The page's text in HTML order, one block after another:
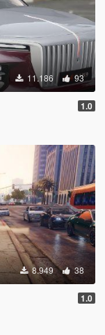
11.186 93
1.0
8.949 38
1.0